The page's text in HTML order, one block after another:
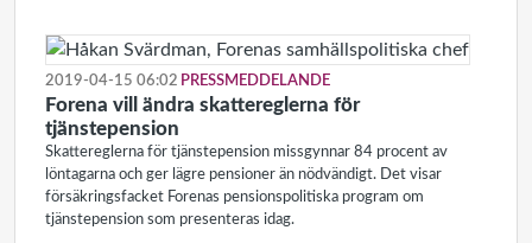
2019-04-15 06:02 PRESSMEDDELANDE
Forena vill ändra skattereglerna för
tjänstepension
Skattereglerna för tjänstepension missgynnar 84 procent av
löntagarna och ger lägre pensioner än nödvändigt. Det visar
försäkringsfacket Forenas pensionspolitiska program om
tjänstepension som presenteras idag.